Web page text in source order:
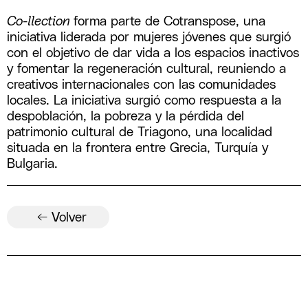
Co-llectionforma parte de Cotranspose, una
iniciativa liderada por mujeres jóvenes que surgió
con el objetivo de dar vida a los espacios inactivos
y fomentar la regeneración cultural, reuniendo a
creativos internacionales con las comunidades
locales. La iniciativa surgió como respuesta a la
despoblación, la pobreza y la pérdida del
patrimonio cultural de Triagono, una localidad
situada en la frontera entre Grecia, Turquía y
Bulgaria.
← Volver